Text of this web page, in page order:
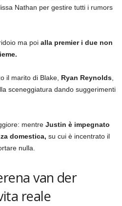
Nathan per gestire tutti i rumors
ma poi alla premier i due non
il marito di Blake, Ryan Reynolds
sceneggiatura dando suggerimenti
mentre Justin è impegnato
domestica, su cui è incentrato il
nulla.
van der
reale